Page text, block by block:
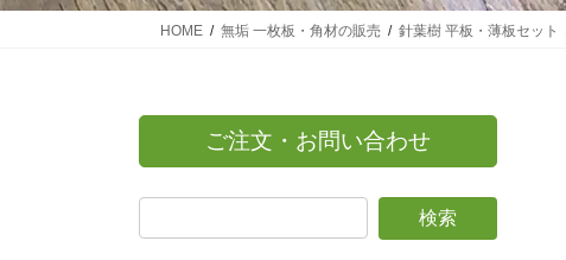
HOME 無垢 一枚板・角材の販売 針葉樹 平板・薄板セット
ご注文・お問い合わせ